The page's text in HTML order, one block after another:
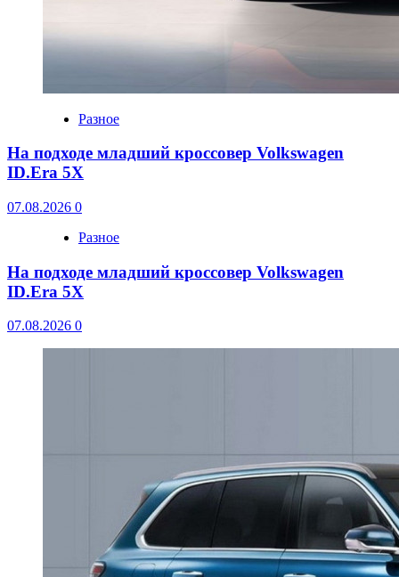
Разное
На подходе младший кроссовер Volkswagen
ID.Era 5X
07.08.2026 0
Разное
На подходе младший кроссовер Volkswagen
ID.Era 5X
07.08.2026 0